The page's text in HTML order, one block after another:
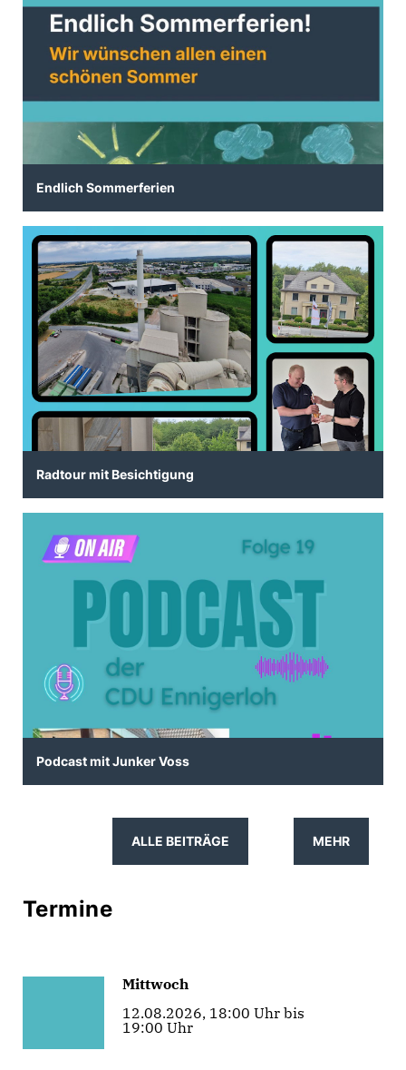
Endlich Sommerferien
Radtour mit Besichtigung
Podcast mit Junker Voss
ALLE BEITRÄGE MEHR
Termine
Mittwoch
12.08.2026, 18:00 Uhr bis
19:00 Uhr